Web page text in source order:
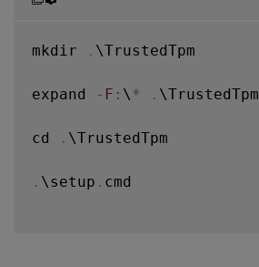
mkdir . \TrustedTpm
expand - F : \* . \TrustedTpm
cd . \TrustedTpm
. \setup . cmd